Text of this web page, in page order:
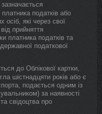
платника податків або
осіб, які через свої
прийняття
платника податків та
податкової
до Облікової картки,
шістнадцяти років або є
подається одним із
за наявності
свідоцтва про